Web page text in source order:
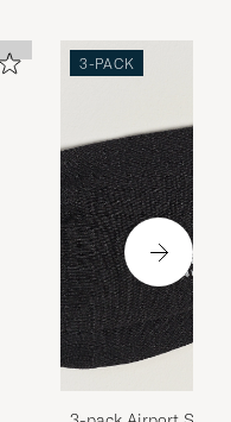
3-PACK